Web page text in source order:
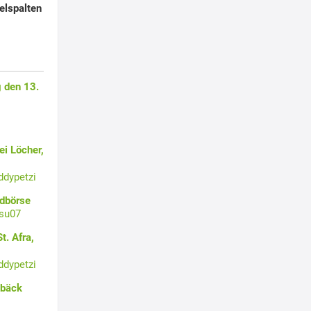
den 13.
Löcher,
Afra,